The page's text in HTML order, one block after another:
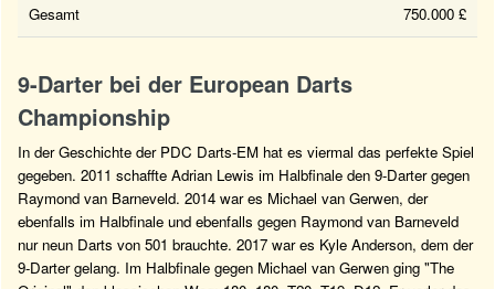
Gesamt 750.000 £
9-Darter bei der European Darts
Championship
In der Geschichte der PDC Darts-EM hat es viermal das perfekte Spiel
gegeben. 2011 schaffte Adrian Lewis im Halbfinale den 9-Darter gegen
Raymond van Barneveld. 2014 war es Michael van Gerwen, der
ebenfalls im Halbfinale und ebenfalls gegen Raymond van Barneveld
nur neun Darts von 501 brauchte. 2017 war es Kyle Anderson, dem der
9-Darter gelang. Im Halbfinale gegen Michael van Gerwen ging "The